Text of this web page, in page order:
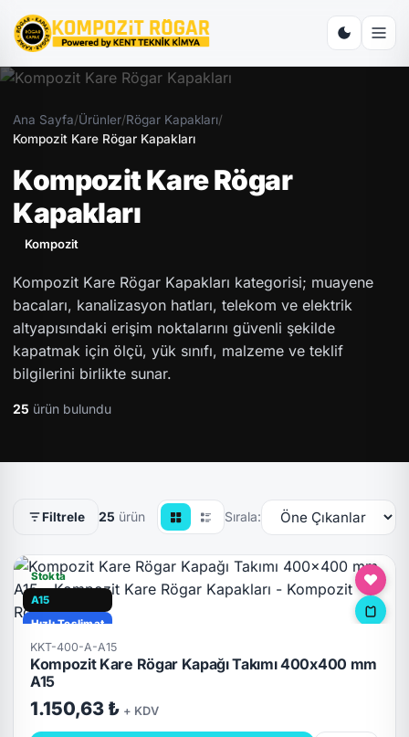
Ana Sayfa/Ürünler/Rögar Kapakları/
Kompozit Kare Rögar Kapakları
Kompozit Kare Rögar
Kapakları
Kompozit
Kompozit Kare Rögar Kapakları kategorisi; muayene
bacaları, kanalizasyon hatları, telekom ve elektrik
altyapısındaki erişim noktalarını güvenli şekilde
kapatmak için ölçü, yük sınıfı, malzeme ve teklif
bilgilerini birlikte sunar.
25 ürün bulundu
Filtrele 25 ürün Sırala:
Stokta
A15
Hızlı Teslimat
KKT-400-A-A15
Kompozit Kare Rögar Kapağı Takımı 400x400 mm
A15
1.150,63 ₺ + KDV